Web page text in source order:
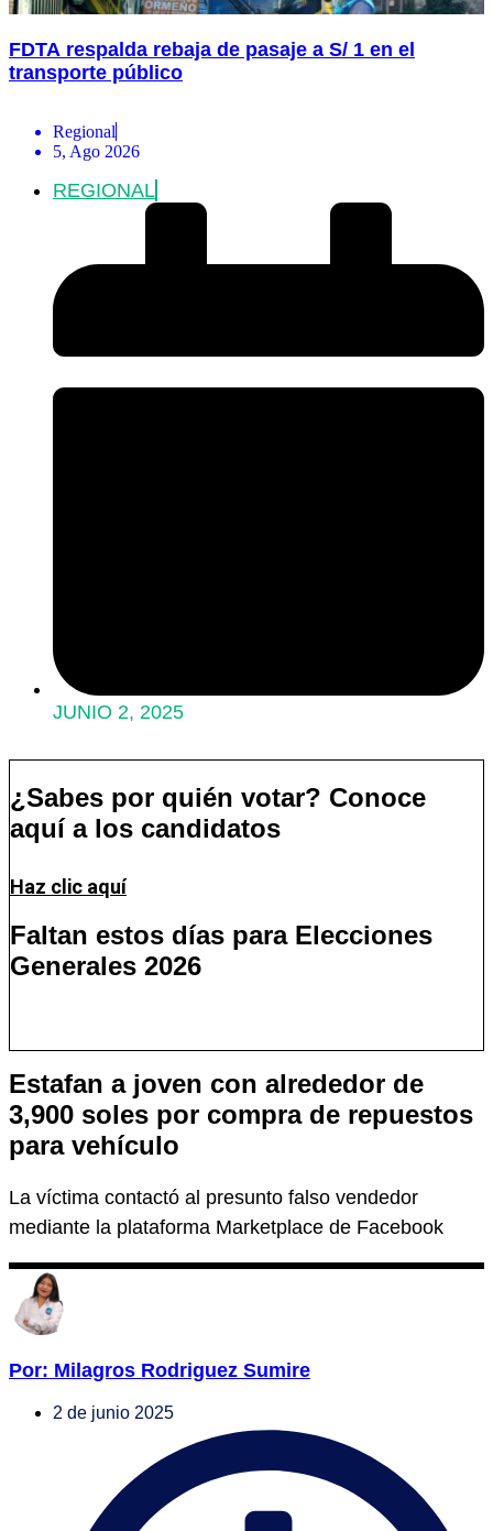
FDTA respalda rebaja de pasaje a S/ 1 en el
transporte público
Regional
5, Ago 2026
REGIONAL
JUNIO 2, 2025
¿Sabes por quién votar? Conoce
aquí a los candidatos
Haz clic aquí
Faltan estos días para Elecciones
Generales 2026
Estafan a joven con alrededor de
3,900 soles por compra de repuestos
para vehículo
La víctima contactó al presunto falso vendedor
mediante la plataforma Marketplace de Facebook
Por: Milagros Rodriguez Sumire
2 de junio 2025